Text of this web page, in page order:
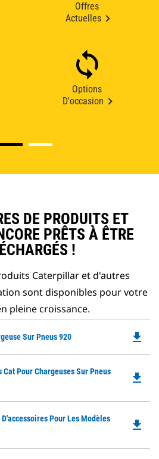
Offres
Actuelles
Options
D'occasion
DE PRODUITS ET
PRÊTS À ÊTRE
!
Caterpillar et d'autres
sont disponibles pour votre
pleine croissance.
Sur Pneus 920 file_download
Pour Chargeuses Sur Pneus
file_download
Pour Les Modèles
file_download